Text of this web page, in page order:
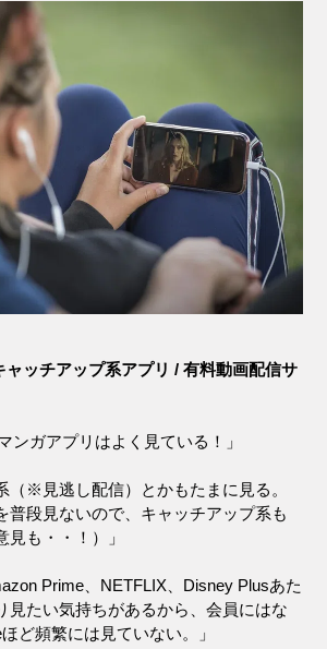
ッチアップ系アプリ / 有料動画配信サ
ンガアプリはよく見ている！」
（※見逃し配信）とかもたまに見る。
普段見ないので、キャッチアップ系も
も・・！）」
Prime、NETFLIX、Disney Plusあた
見たい気持ちがあるから、会員にはな
ど頻繁には見ていない。」